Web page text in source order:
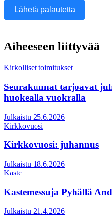
Lähetä palautetta
Aiheeseen liittyvää
Kirkolliset toimitukset
Seurakunnat tarjoavat
huokealla vuokralla
Julkaistu 25.6.2026
Kirkkovuosi
Kirkkovuosi: juhannus
Julkaistu 18.6.2026
Kaste
Kastemessuja Pyhällä
Julkaistu 21.4.2026